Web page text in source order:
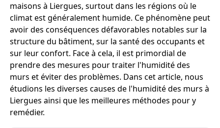
maisons à Liergues, surtout dans les régions où le
climat est généralement humide. Ce phénomène peut
avoir des conséquences défavorables notables sur la
structure du bâtiment, sur la santé des occupants et
sur leur confort. Face à cela, il est primordial de
prendre des mesures pour traiter l'humidité des
murs et éviter des problèmes. Dans cet article, nous
étudions les diverses causes de l'humidité des murs à
Liergues ainsi que les meilleures méthodes pour y
remédier.